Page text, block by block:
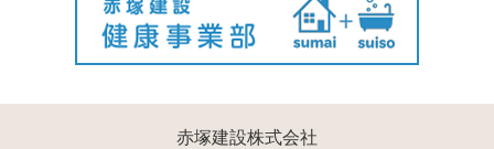
赤塚建設株式会社